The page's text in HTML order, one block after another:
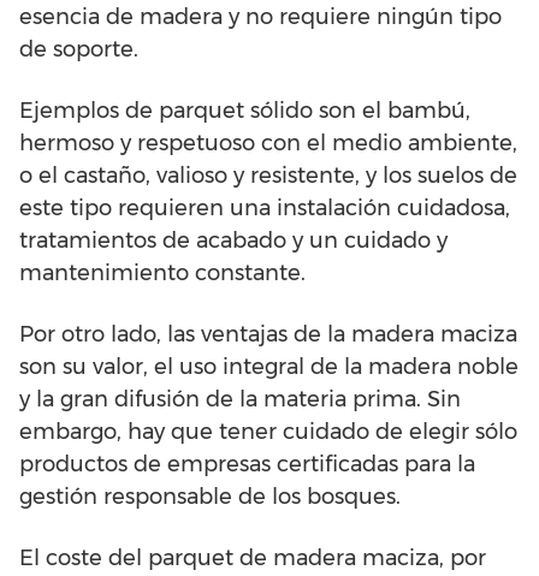
esencia de madera y no requiere ningún tipo
de soporte.
Ejemplos de parquet sólido son el bambú,
hermoso y respetuoso con el medio ambiente,
o el castaño, valioso y resistente, y los suelos de
este tipo requieren una instalación cuidadosa,
tratamientos de acabado y un cuidado y
mantenimiento constante.
Por otro lado, las ventajas de la madera maciza
son su valor, el uso integral de la madera noble
y la gran difusión de la materia prima. Sin
embargo, hay que tener cuidado de elegir sólo
productos de empresas certificadas para la
gestión responsable de los bosques.
El coste del parquet de madera maciza, por